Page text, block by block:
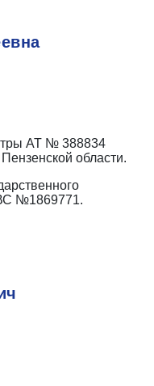
АТ № 388834
области.
№1869771.